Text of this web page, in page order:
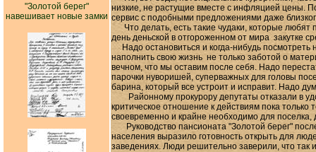
"Золотой берег"
навешивает новые замки
низкие, не растущие вместе с инфляцией цены.
сервис с подобными предложениями даже
Что делать, есть такие чудаки, которые любят
день деньской в отгороженном от мира закутке
Надо остановиться и когда-нибудь посмотреть
наполнить свою жизнь не только заботой о
вечном, что мы оставим после себя. Надо
парочки нуворишей, суперважных для головы
барина, который все устроит и исправит. Надо
Районному прокурору депутаты отказали в
критическое отношение к действиям пока
своевременно и крайне необходимо для
Руководство пансионата "Золотой берег"
населения выразило готовность открыть для
заведениях. Люди решительно заверили, что так